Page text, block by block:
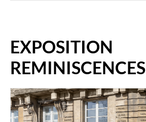
EXPOSITION
REMINISCENCES